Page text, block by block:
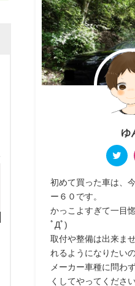
ゆ
初めて買った車は、
ー６０です。
かっこよすぎて一目
ﾟДﾟ)
取付や整備は出来ま
れるようになりたい
メーカー車種に問わ
くしてやってください